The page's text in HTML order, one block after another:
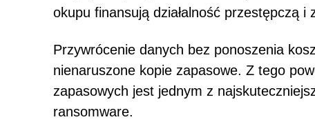
okupu finansują działalność przestępczą i
Przywrócenie danych bez ponoszenia
nienaruszone kopie zapasowe. Z tego
zapasowych jest jednym z
ransomware.